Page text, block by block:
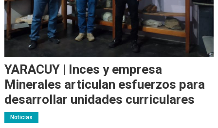
YARACUY | Inces y empresa
Minerales articulan esfuerzos para
desarrollar unidades curriculares
Noticias